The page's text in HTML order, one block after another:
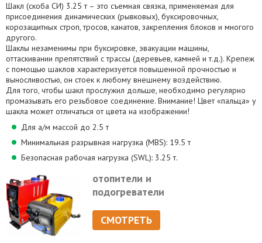
Шакл (скоба СИ) 3.25 т – это съемная связка, применяемая для
присоединения динамических (рывковых), буксировочных,
корозащитных строп, тросов, канатов, закрепления блоков и многого
другого.
Шаклы незаменимы при буксировке, эвакуации машины,
оттаскивании препятствий с трассы (деревьев, камней и т.д.). Крепеж
с помощью шаклов характеризуется повышенной прочностью и
выносливостью, он стоек к любому внешнему воздействию.
Для того, чтобы шакл прослужил дольше, необходимо регулярно
промазывать его резьбовое соединение. Внимание! Цвет «пальца» у
шакла может отличаться от цвета на изображении!
Для а/м массой до 2.5 т
Минимальная разрывная нагрузка (MBS): 19.5 т
Безопасная рабочая нагрузка (SWL): 3.25 т.
отопители и
подогреватели
СМОТРЕТЬ